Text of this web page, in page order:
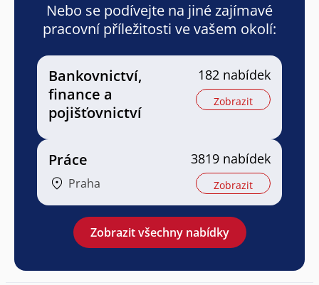
Nebo se podívejte na jiné zajímavé
pracovní příležitosti ve vašem okolí:
Bankovnictví,
finance a
pojišťovnictví
182 nabídek
Zobrazit
Práce
Praha
3819 nabídek
Zobrazit
Zobrazit všechny nabídky